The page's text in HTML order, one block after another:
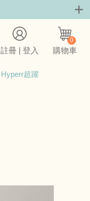
註冊 | 登入
0
購物車
Hyperr超躍